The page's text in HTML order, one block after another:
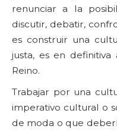
renunciar a la
discutir, debatir,
es construir una
justa, es en
Reino.
Trabajar por una
imperativo cultural o
de moda o que